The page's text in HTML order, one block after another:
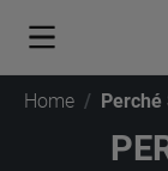
Home